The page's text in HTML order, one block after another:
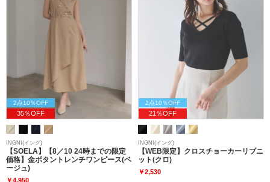
2点10％OFF
35％OFF
INGNI(イング)
【SOELA】【8／10 24時までの限定
価格】金ボタントレンチワンピース(ベ
ージュ)
￥4,950
2点10％OFF
21％OFF
INGNI(イング)
【WEB限定】クロスチョーカーリブニ
ット(クロ)
￥2,530